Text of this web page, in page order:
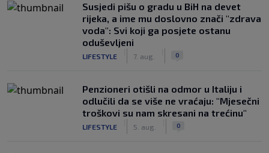
Susjedi pišu o gradu u BiH na devet
rijeka, a ime mu doslovno znači "zdrava
voda": Svi koji ga posjete ostanu
oduševljeni
LIFESTYLE 7. aug. 0
Penzioneri otišli na odmor u Italiju i
odlučili da se više ne vraćaju: "Mjesečni
troškovi su nam skresani na trećinu"
LIFESTYLE 5. aug. 0